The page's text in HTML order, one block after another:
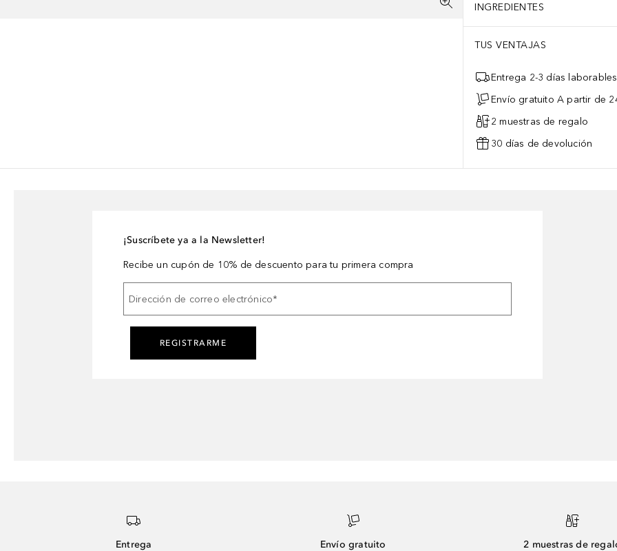
INGREDIENTES
TUS VENTAJAS
Entrega 2-3 días laborables
Envío gratuito A partir de
2 muestras de regalo
30 días de devolución
¡Suscríbete ya a la Newsletter!
Recibe un cupón de 10% de descuento para tu primera compra
Dirección de correo electrónico*
REGISTRARME
Entrega
Envío gratuito
2 muestras de